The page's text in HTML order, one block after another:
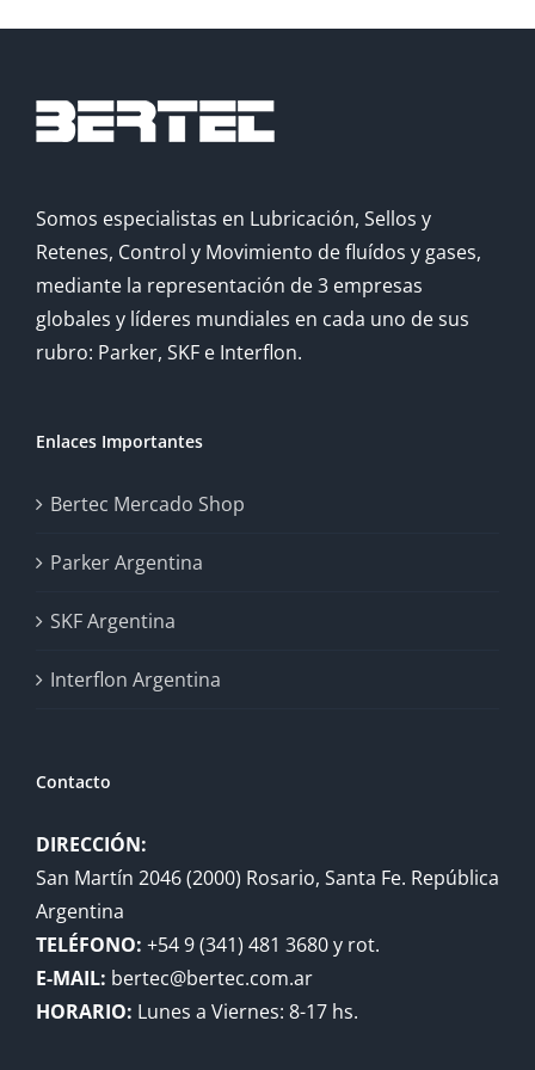
Somos especialistas en Lubricación, Sellos y
Retenes, Control y Movimiento de fluídos y gases,
mediante la representación de 3 empresas
globales y líderes mundiales en cada uno de sus
rubro: Parker, SKF e Interflon.
Enlaces Importantes
Bertec Mercado Shop
Parker Argentina
SKF Argentina
Interflon Argentina
Contacto
DIRECCIÓN:
San Martín 2046 (2000) Rosario, Santa Fe. República
Argentina
TELÉFONO: +54 9 (341) 481 3680 y rot.
E-MAIL: bertec@bertec.com.ar
HORARIO: Lunes a Viernes: 8-17 hs.